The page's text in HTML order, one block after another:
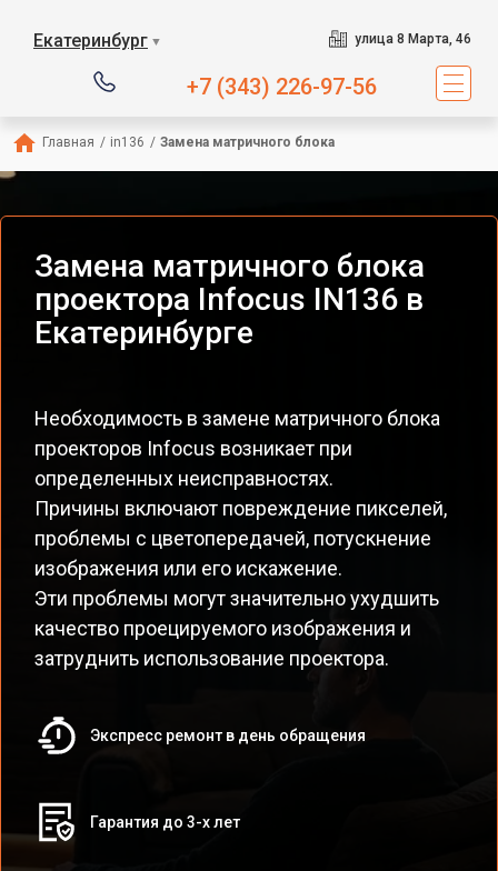
Екатеринбург ▼ улица 8 Марта, 46
+7 (343) 226-97-56
Главная / in136 / Замена матричного блока
Замена матричного блока
проектора Infocus IN136 в
Екатеринбурге
Необходимость в замене матричного блока
проекторов Infocus возникает при
определенных неисправностях.
Причины включают повреждение пикселей,
проблемы с цветопередачей, потускнение
изображения или его искажение.
Эти проблемы могут значительно ухудшить
качество проецируемого изображения и
затруднить использование проектора.
Экспресс ремонт в день обращения
Гарантия до 3-х лет